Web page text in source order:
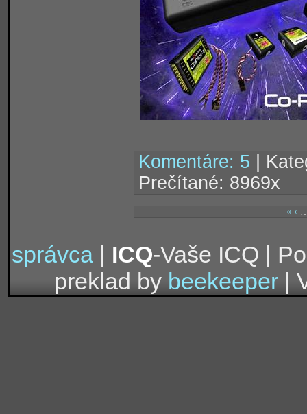
Komentáre: 5 |
Prečítané: 8969x
« ‹
správca| ICQ-Vaše ICQ |
preklad by beekeeper |